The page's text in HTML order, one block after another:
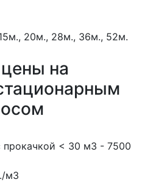
20м., 28м., 36м., 52м.
на
< 30 м3 - 7500
м3